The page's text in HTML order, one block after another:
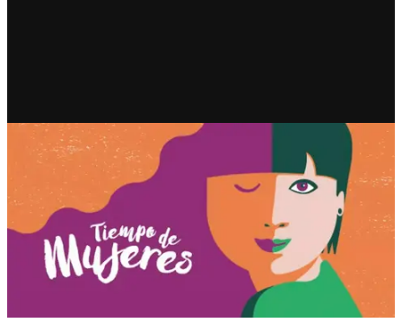
CDMX
Tiempo de Mujeres: Festival
por la Igualdad celebra el
talento femenino en CDMX